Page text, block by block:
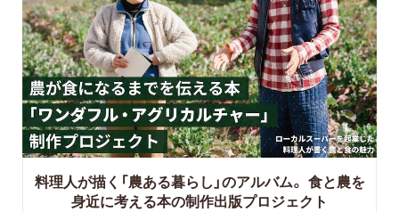
料理人が描く「農ある暮らし」のアルバム。 食と農を
身近に考える本の制作出版プロジェクト